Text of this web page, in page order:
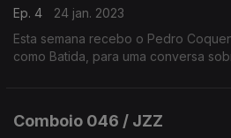
Ep. 4
24 jan. 2023
Esta semana recebo o Pedro
como Batida, para uma conversa
Comboio 046 / JZZ